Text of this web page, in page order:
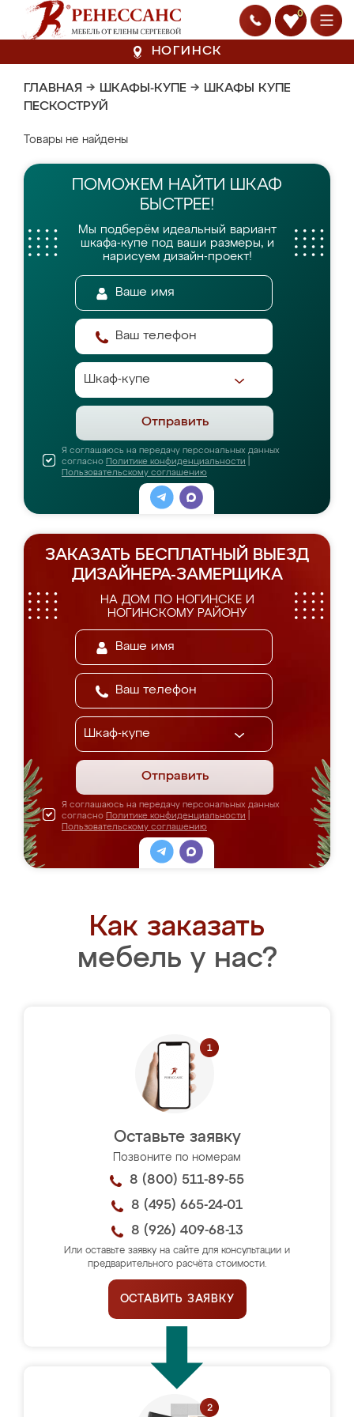
0
НОГИНСК
ГЛАВНАЯ → ШКАФЫ-КУПЕ → ШКАФЫ КУПЕ
ПЕСКОСТРУЙ
Товары не найдены
ПОМОЖЕМ НАЙТИ ШКАФ
БЫСТРЕЕ!
Мы подберём идеальный вариант
шкафа-купе под ваши размеры, и
нарисуем дизайн-проект!
Отправить
Я соглашаюсь на передачу персональных данных
согласно Политике конфиденциальности
Пользовательскому соглашению
ЗАКАЗАТЬ БЕСПЛАТНЫЙ ВЫЕЗД
ДИЗАЙНЕРА-ЗАМЕРЩИКА
НА ДОМ ПО НОГИНСКЕ И
НОГИНСКОМУ РАЙОНУ
Отправить
Я соглашаюсь на передачу персональных данных
согласно Политике конфиденциальности
Пользовательскому соглашению
Как заказать
мебель у нас?
Оставьте заявку
Позвоните по номерам
8 (800) 511-89-55
8 (495) 665-24-01
8 (926) 409-68-13
Или оставьте заявку на сайте для консультации и
предварительного расчёта стоимости.
ОСТАВИТЬ ЗАЯВКУ